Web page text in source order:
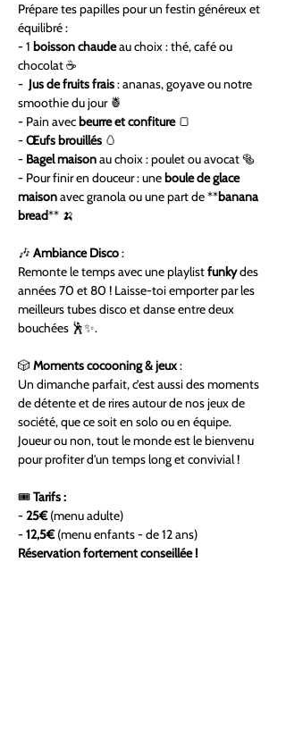
Prépare tes papilles pour un festin généreux et
équilibré :
- 1 boisson chaude au choix : thé, café ou
chocolat ☕
- Jus de fruits frais : ananas, goyave ou notre
smoothie du jour 🍍
- Pain avec beurre et confiture 🍞
- Œufs brouillés 🥚
- Bagel maison au choix : poulet ou avocat 🥯
- Pour finir en douceur : une boule de glace
maison avec granola ou une part de **banana
bread** 🍌
🎶 Ambiance Disco :
Remonte le temps avec une playlist funky des
années 70 et 80 ! Laisse-toi emporter par les
meilleurs tubes disco et danse entre deux
bouchées 🕺✨.
🎲 Moments cocooning & jeux :
Un dimanche parfait, c’est aussi des moments
de détente et de rires autour de nos jeux de
société, que ce soit en solo ou en équipe.
Joueur ou non, tout le monde est le bienvenu
pour profiter d'un temps long et convivial !
🎟 Tarifs :
- 25€ (menu adulte)
- 12,5€ (menu enfants - de 12 ans)
Réservation fortement conseillée !